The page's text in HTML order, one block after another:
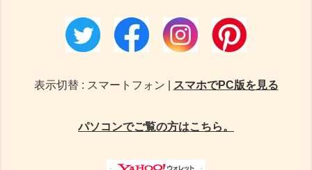
表示切替 : スマートフォン | スマホでPC版を見る
パソコンでご覧の方はこちら。